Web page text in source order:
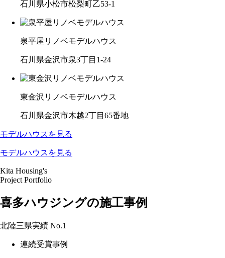
石川県小松市松梨町乙53-1
泉平屋リノベモデルハウス
石川県金沢市泉3丁目1-24
東金沢リノベモデルハウス
石川県金沢市木越2丁目65番地
モデルハウスを見る
モデルハウスを見る
Kita Housing's
Project Portfolio
喜多ハウジングの施工事例
北陸三県実績 No.1
連続受賞事例